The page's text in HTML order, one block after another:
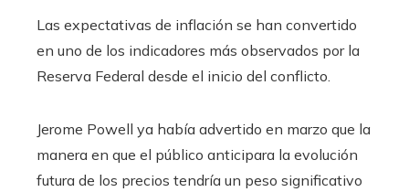
Las expectativas de inflación se han convertido
en uno de los indicadores más observados por la
Reserva Federal desde el inicio del conflicto.
Jerome Powell ya había advertido en marzo que la
manera en que el público anticipara la evolución
futura de los precios tendría un peso significativo